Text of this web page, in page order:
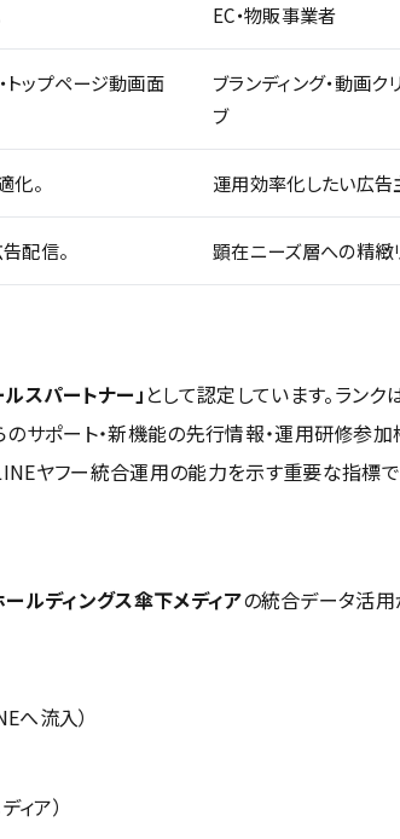
EC・物販事業者
トップページ動画面
ブランディング・動画ク
ブ
化。 運用効率化したい広告
配信。 顕在ニーズ層への精緻
スパートナー」 として認定しています。ランク
サポート・新機能の先行情報・運用研修参
ヤフー統合運用の能力を示す重要な指標で
ディングス傘下メディアの統合データ活
へ流入）
ィア）